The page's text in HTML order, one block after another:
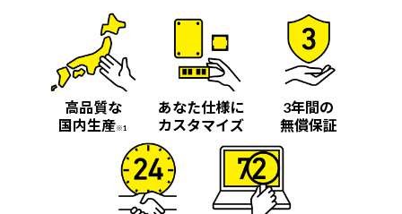
高品質な
国内生産※1
あなた仕様に
カスタマイズ
3年間の
無償保証